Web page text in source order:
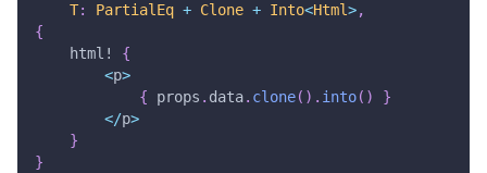
T: PartialEq + Clone + Into<Html>,
{
html!
{
<p>
{ props . data. clone( ) . into( )
}
</p>
}
}